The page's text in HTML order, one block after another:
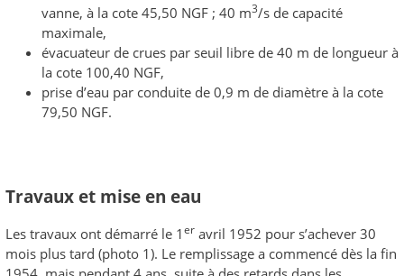
vanne, à la cote 45,50 NGF ; 40 m3/s de capacité
maximale,
évacuateur de crues par seuil libre de 40 m de longueur à
la cote 100,40 NGF,
prise d’eau par conduite de 0,9 m de diamètre à la cote
79,50 NGF.
Travaux et mise en eau
Les travaux ont démarré le 1er avril 1952 pour s’achever 30
mois plus tard (photo 1). Le remplissage a commencé dès la fin